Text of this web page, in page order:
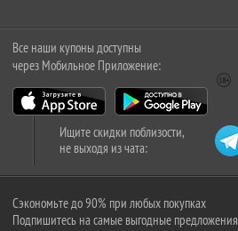
Все наши купоны доступны
через Мобильное Приложение:
Ищите скидки поблизости,
не выходя из чата:
Сэкономьте до 90% при любых покупках
Подпишитесь на самые выгодные предложения